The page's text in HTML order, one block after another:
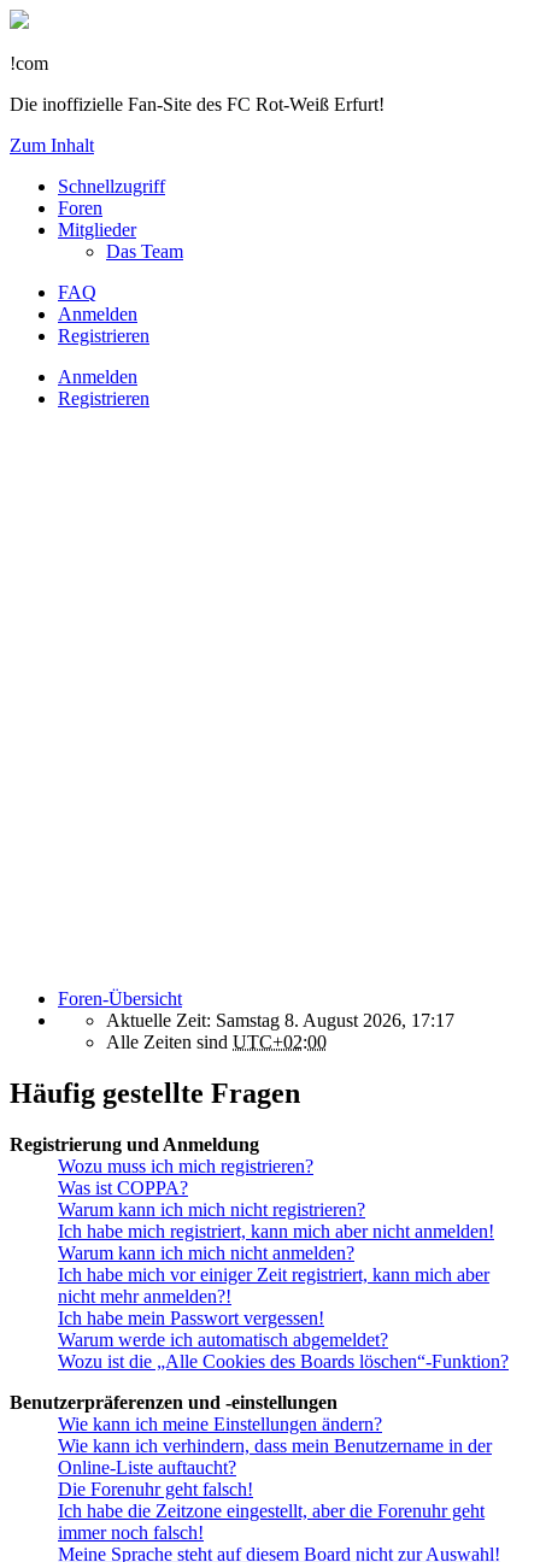
!com
Die inoffizielle Fan-Site des FC Rot-Weiß Erfurt!
Zum Inhalt
Schnellzugriff
Foren
Mitglieder
Das Team
FAQ
Anmelden
Registrieren
Anmelden
Registrieren
Foren-Übersicht
Aktuelle Zeit: Samstag 8. August 2026, 17:17
Alle Zeiten sind UTC+02:00
Häufig gestellte Fragen
Registrierung und Anmeldung
Wozu muss ich mich registrieren?
Was ist COPPA?
Warum kann ich mich nicht registrieren?
Ich habe mich registriert, kann mich aber nicht anmelden!
Warum kann ich mich nicht anmelden?
Ich habe mich vor einiger Zeit registriert, kann mich aber
nicht mehr anmelden?!
Ich habe mein Passwort vergessen!
Warum werde ich automatisch abgemeldet?
Wozu ist die „Alle Cookies des Boards löschen“-Funktion?
Benutzerpräferenzen und -einstellungen
Wie kann ich meine Einstellungen ändern?
Wie kann ich verhindern, dass mein Benutzername in der
Online-Liste auftaucht?
Die Forenuhr geht falsch!
Ich habe die Zeitzone eingestellt, aber die Forenuhr geht
immer noch falsch!
Meine Sprache steht auf diesem Board nicht zur Auswahl!